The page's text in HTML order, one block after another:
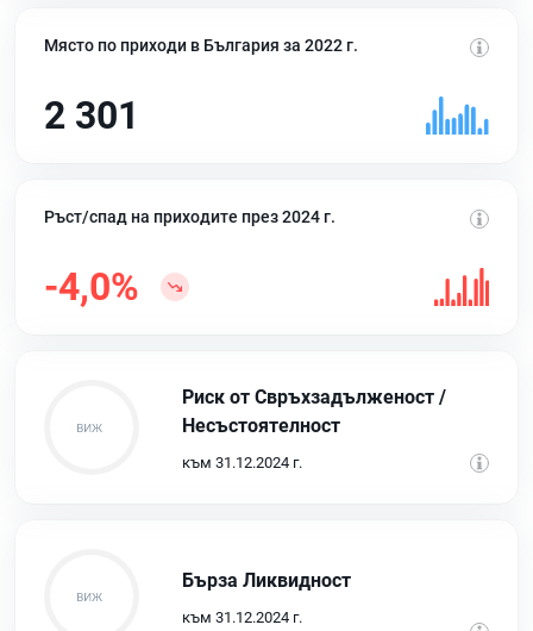
Място по приходи в България за 2022 г.
2 301
Ръст/спад на приходите през 2024 г.
-4,0%
Риск от Свръхзадълженост /
Несъстоятелност
към 31.12.2024 г.
Бърза Ликвидност
към 31.12.2024 г.